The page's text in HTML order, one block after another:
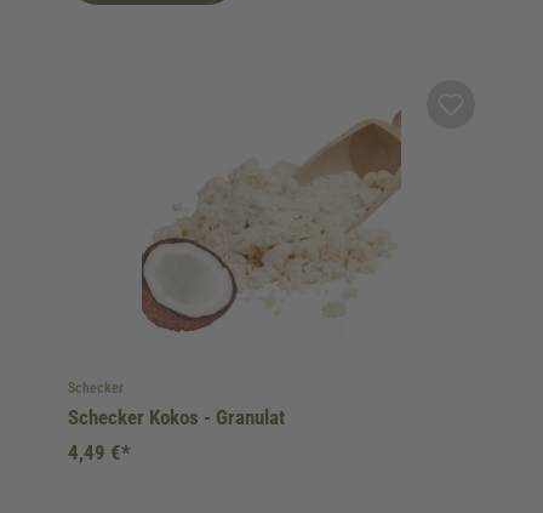
Schecker
Schecker Kokos - Granulat
4,49 €*